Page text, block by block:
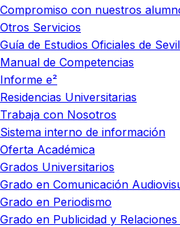
Compromiso con nuestros
Otros Servicios
Guía de Estudios Oficiales de
Manual de Competencias
Informe e²
Residencias Universitarias
Trabaja con Nosotros
Sistema interno de información
Oferta Académica
Grados Universitarios
Grado en Comunicación
Grado en Periodismo
Grado en Publicidad y